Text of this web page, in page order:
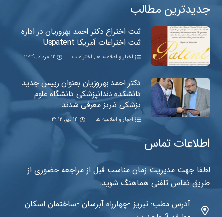
جدیدترین مطالب
ثبت اختراع دکتر احمد بهروزیان در اداره
ثبت اختراعات آمریکا Uspatent
اخبار و اطلاعیه ها, اختراعات ۱۲ مرداد, ۱۱:۳۹
دکتر احمد بهروزیان بعنوان رییس جدید
دانشکده دندانپزشکی دانشگاه علوم
پزشکی تبریز معرفی شدند
اخبار و اطلاعیه ها ۱۴ تیر, ۲۲:۱۲
اطلاعات تماس
لطفا جهت مدیریت زمان مناسب قبل از مراجعه حضوری از
طریق تماس تلفنی هماهنگ شوید.
آدرس مطب: تبریز -چهارراه آبرسان -ساختمان اسکان